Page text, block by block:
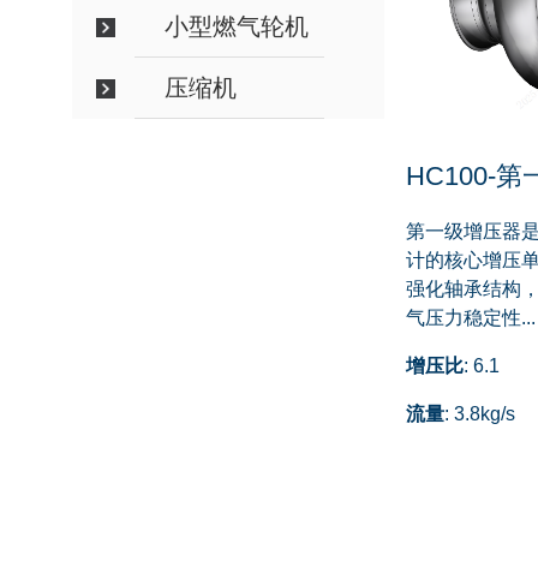
小型燃气轮机
压缩机
HC100-第
第一级增压器
计的核心增压
强化轴承结构
气压力稳定性...
增压比: 6.1
流量: 3.8kg/s